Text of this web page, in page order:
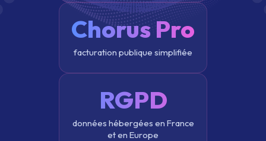
Chorus Pro
facturation publique simplifiée
RGPD
données hébergées en France
et en Europe